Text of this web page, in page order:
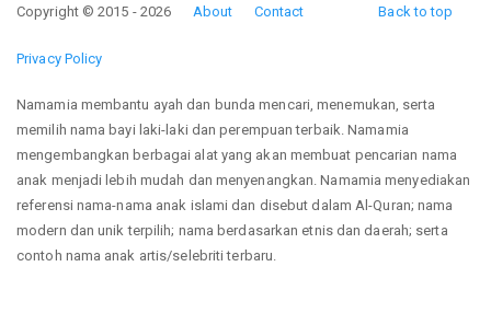
Back to top
Copyright © 2015 - 2026 About Contact
Privacy Policy
Namamia membantu ayah dan bunda mencari, menemukan, serta
memilih nama bayi laki-laki dan perempuan terbaik. Namamia
mengembangkan berbagai alat yang akan membuat pencarian nama
anak menjadi lebih mudah dan menyenangkan. Namamia menyediakan
referensi nama-nama anak islami dan disebut dalam Al-Quran; nama
modern dan unik terpilih; nama berdasarkan etnis dan daerah; serta
contoh nama anak artis/selebriti terbaru.